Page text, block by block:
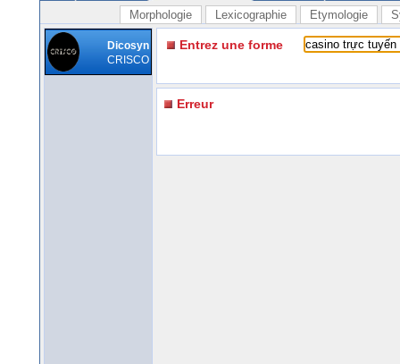
Morphologie Lexicographie Etymologie
Dicosyn
CRISCO
Entrez une forme
Erreur